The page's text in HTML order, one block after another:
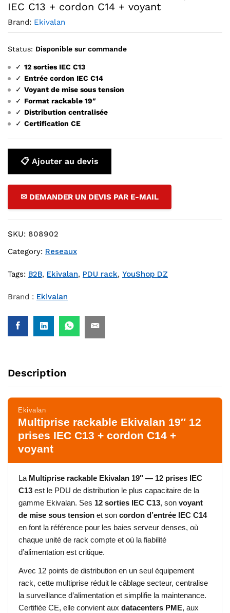
IEC C13 + cordon C14 + voyant
Brand: Ekivalan
Status: Disponible sur commande
✓ 12 sorties IEC C13
✓ Entrée cordon IEC C14
✓ Voyant de mise sous tension
✓ Format rackable 19″
✓ Distribution centralisée
✓ Certification CE
📋 Ajouter au devis
✉ DEMANDER UN DEVIS PAR E-MAIL
SKU: 808902
Category: Reseaux
Tags: B2B, Ekivalan, PDU rack, YouShop DZ
Brand : Ekivalan
Description
Ekivalan
Multiprise rackable Ekivalan 19″ 12
prises IEC C13 + cordon C14 +
voyant
La Multiprise rackable Ekivalan 19″ — 12 prises IEC
C13 est le PDU de distribution le plus capacitaire de la
gamme Ekivalan. Ses 12 sorties IEC C13, son voyant
de mise sous tension et son cordon d’entrée IEC C14
en font la référence pour les baies serveur denses, où
chaque unité de rack compte et où la fiabilité
d’alimentation est critique.
Avec 12 points de distribution en un seul équipement
rack, cette multiprise réduit le câblage secteur, centralise
la surveillance d’alimentation et simplifie la maintenance.
Certifiée CE, elle convient aux datacenters PME, aux